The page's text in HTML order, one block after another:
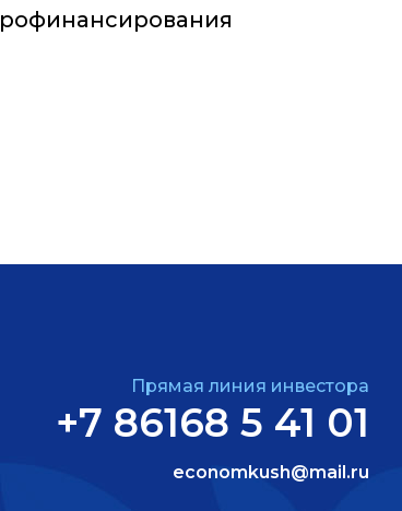
Прямая линия инвестора
+7 86168 5 41 01
economkush@mail.ru